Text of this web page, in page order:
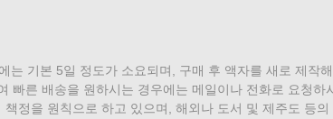
는 기본 5일 정도가 소요되며, 구매 후 액자를 새로 제작
빠른 배송을 원하시는 경우에는 메일이나 전화로 요청
정을 원칙으로 하고 있으며, 해외나 도서 및 제주도 등